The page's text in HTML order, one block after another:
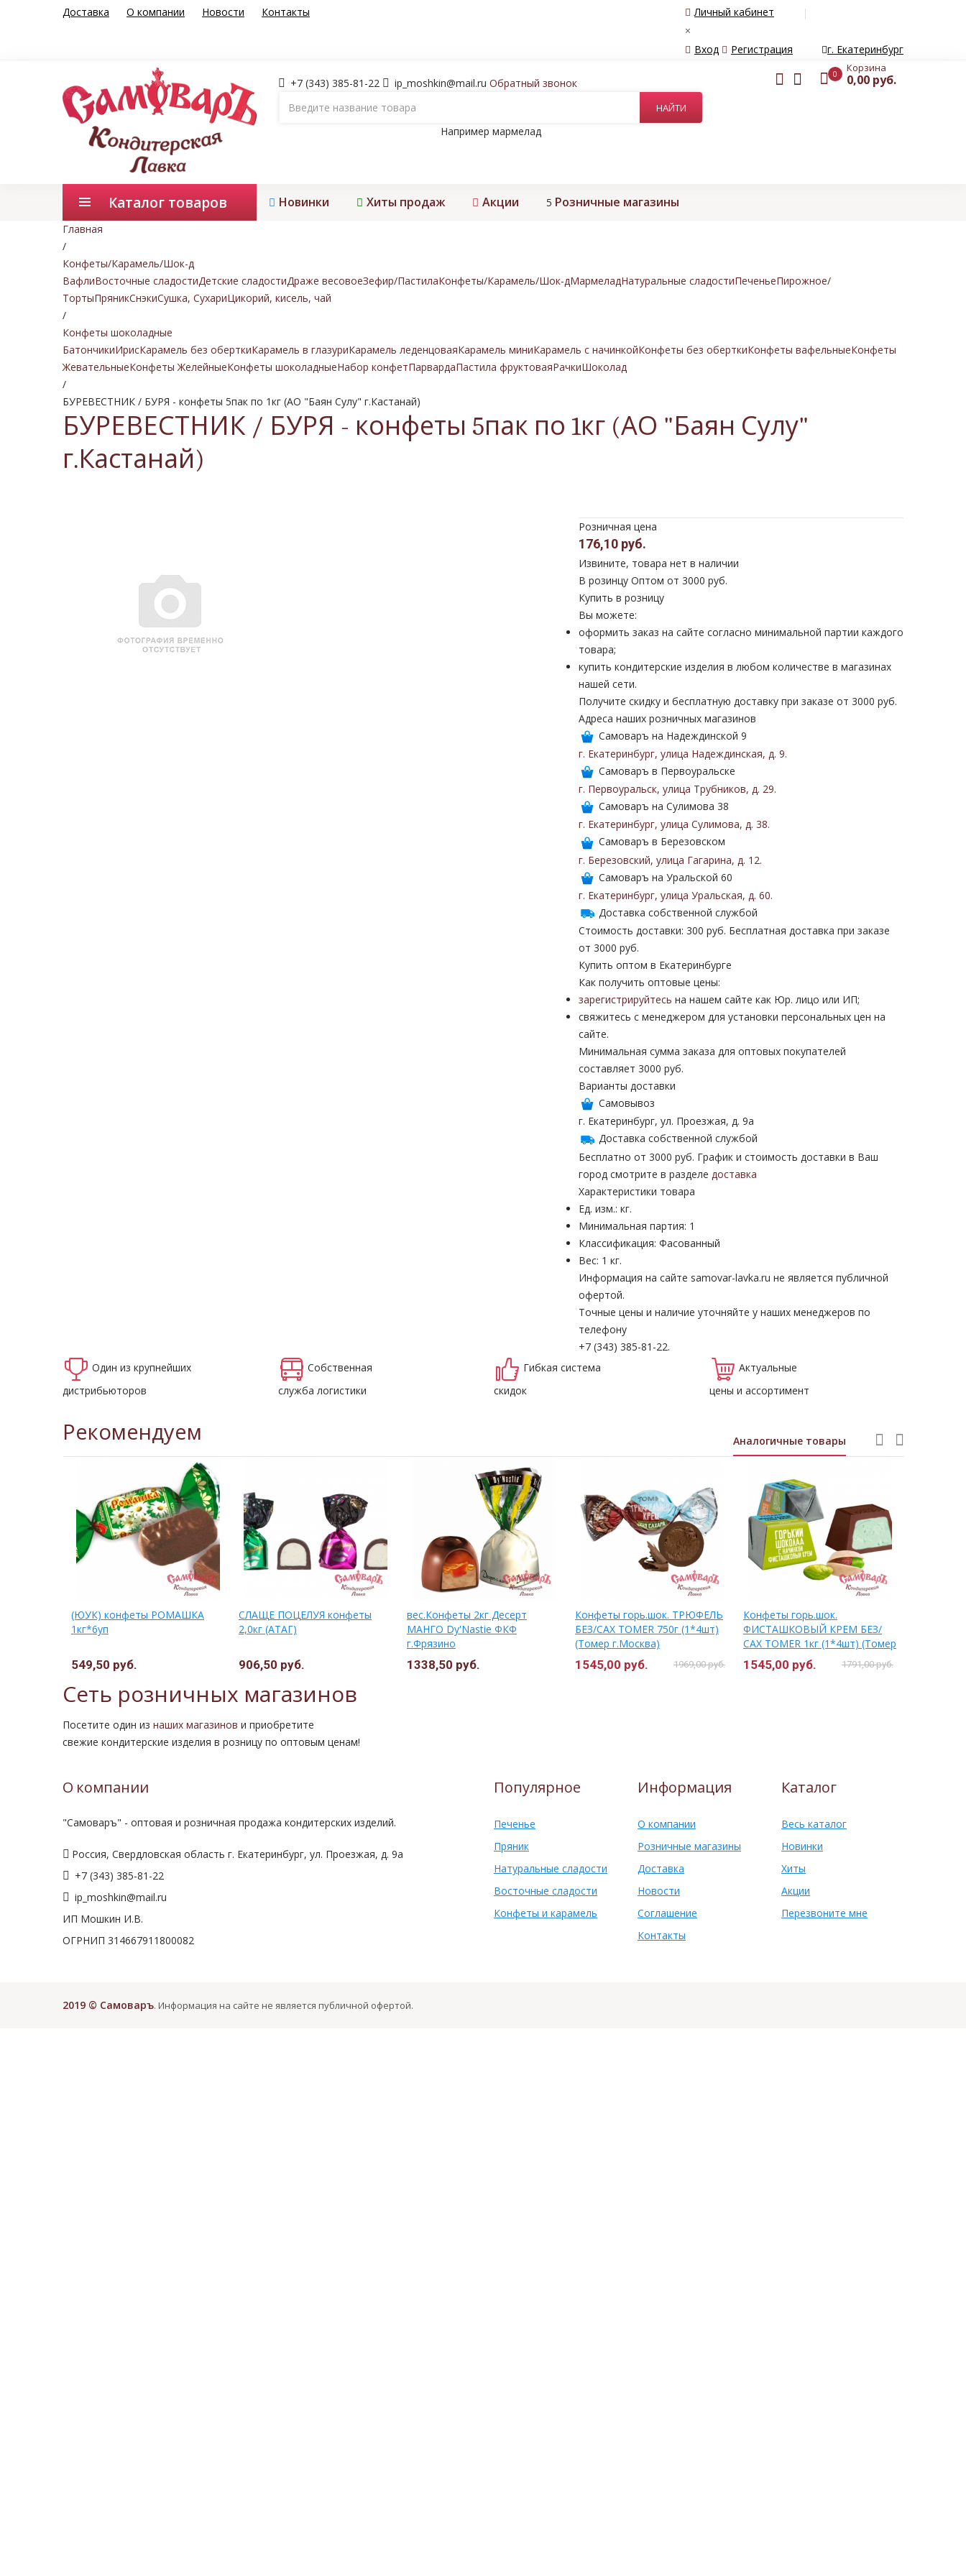
Доставка О компании Новости Контакты
Личный кабинет
×
Вход
Регистрация г. Екатеринбург
+7 (343) 385-81-22 ip_moshkin@mail.ru Обратный звонок
Например мармелад
0 Корзина
0,00 руб.
Каталог товаров Новинки Хиты продаж Акции 5 Розничные магазины
Главная
/
Конфеты/Карамель/Шок-д
ВафлиВосточные сладостиДетские сладостиДраже весовоеЗефир/ПастилаКонфеты/Карамель/Шок-дМармеладНатуральные сладостиПеченьеПирожное/
ТортыПряникСнэкиСушка, СухариЦикорий, кисель, чай
/
Конфеты шоколадные
БатончикиИрисКарамель без оберткиКарамель в глазуриКарамель леденцоваяКарамель миниКарамель с начинкойКонфеты без оберткиКонфеты вафельныеКонфеты
ЖевательныеКонфеты ЖелейныеКонфеты шоколадныеНабор конфетПарвардаПастила фруктоваяРачкиШоколад
/
БУРЕВЕСТНИК / БУРЯ - конфеты 5пак по 1кг (АО "Баян Сулу" г.Кастанай)
БУРЕВЕСТНИК / БУРЯ - конфеты 5пак по 1кг (АО "Баян Сулу"
г.Кастанай)
Розничная цена
176,10 руб.
Извините, товара нет в наличии
В розинцу Оптом от 3000 руб.
Купить в розницу
Вы можете:
оформить заказ на сайте согласно минимальной партии каждого
товара;
купить кондитерские изделия в любом количестве в магазинах
нашей сети.
Получите скидку и бесплатную доставку при заказе от 3000 руб.
Адреса наших розничных магазинов
Самоваръ на Надеждинской 9
г. Екатеринбург, улица Надеждинская, д. 9.
Самоваръ в Первоуральске
г. Первоуральск, улица Трубников, д. 29.
Самоваръ на Сулимова 38
г. Екатеринбург, улица Сулимова, д. 38.
Самоваръ в Березовском
г. Березовский, улица Гагарина, д. 12.
Самоваръ на Уральской 60
г. Екатеринбург, улица Уральская, д. 60.
Доставка собственной службой
Стоимость доставки: 300 руб. Бесплатная доставка при заказе
от 3000 руб.
Купить оптом в Екатеринбурге
Как получить оптовые цены:
зарегистрируйтесь на нашем сайте как Юр. лицо или ИП;
свяжитесь с менеджером для установки персональных цен на
сайте.
Минимальная сумма заказа для оптовых покупателей
составляет 3000 руб.
Варианты доставки
Самовывоз
г. Екатеринбург, ул. Проезжая, д. 9а
Доставка собственной службой
Бесплатно от 3000 руб. График и стоимость доставки в Ваш
город смотрите в разделе доставка
Характеристики товара
Ед. изм.: кг.
Минимальная партия: 1
Классификация: Фасованный
Вес: 1 кг.
Информация на сайте samovar-lavka.ru не является публичной
офертой.
Точные цены и наличие уточняйте у наших менеджеров по
телефону
+7 (343) 385-81-22.
Один из крупнейших
дистрибьюторов
Собственная
служба логистики
Гибкая система
скидок
Актуальные
цены и ассортимент
Рекомендуем Аналогичные товары
(ЮУК) конфеты РОМАШКА
1кг*6уп
549,50 руб.
СЛАЩЕ ПОЦЕЛУЯ конфеты
2,0кг (АТАГ)
906,50 руб.
вес.Конфеты 2кг Десерт
МАНГО Dy'Nastie ФКФ
г.Фрязино
1338,50 руб.
Конфеты горь.шок. ТРЮФЕЛЬ
БЕЗ/САХ ТОМЕR 750г (1*4шт)
(Томер г.Москва)
1545,00 руб. 1969,00 руб.
Конфеты горь.шок.
ФИСТАШКОВЫЙ КРЕМ БЕЗ/
САХ ТОМЕR 1кг (1*4шт) (Томер
г.Москва)
1545,00 руб. 1791,00 руб.
Сеть розничных магазинов
Посетите один из наших магазинов и приобретите
свежие кондитерские изделия в розницу по оптовым ценам!
О компании
"Самоваръ" - оптовая и розничная продажа кондитерских изделий.
Россия, Свердловская область г. Екатеринбург, ул. Проезжая, д. 9а
+7 (343) 385-81-22
ip_moshkin@mail.ru
ИП Мошкин И.В.
ОГРНИП 314667911800082
Популярное
Печенье
Пряник
Натуральные сладости
Восточные сладости
Конфеты и карамель
Информация
О компании
Розничные магазины
Доставка
Новости
Соглашение
Контакты
Каталог
Весь каталог
Новинки
Хиты
Акции
Перезвоните мне
2019 © Самоваръ. Информация на сайте не является публичной офертой.